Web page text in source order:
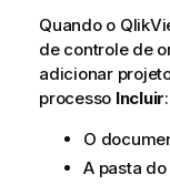
Quando o
de controle de
adicionar
processo Incluir:
O
A pasta